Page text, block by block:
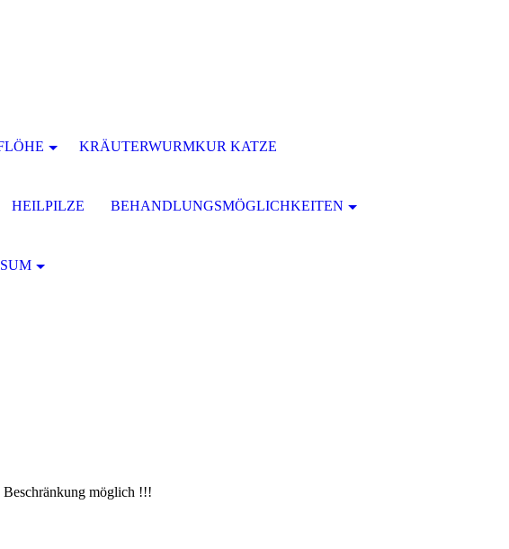
möglich !!!
KRÄUTERWURMKUR KATZE
HEILPILZE BEHANDLUNGSMÖGLICHKEITEN